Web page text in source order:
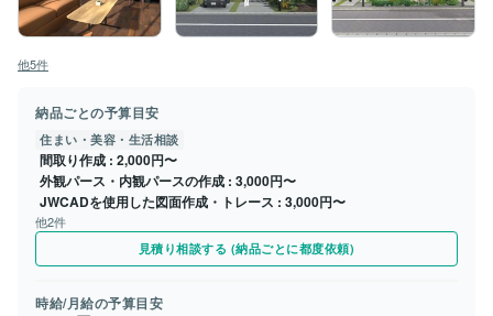
他5件
納品ごとの予算目安
住まい・美容・生活相談
間取り作成 2,000円〜
外観パース・内観パースの作成 3,000円〜
JWCADを使用した図面作成・トレース
3,000円〜
他2件
見積り相談する (納品ごとに都度依頼)
時給/月給の予算目安